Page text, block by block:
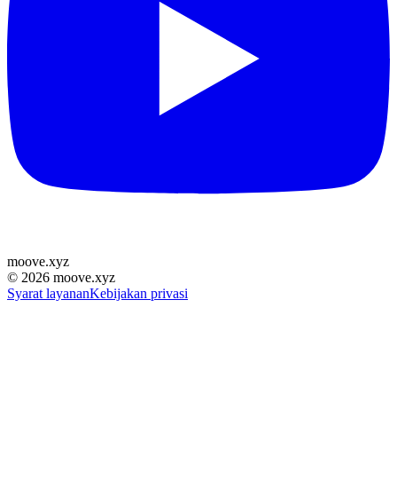
moove.xyz
© 2026 moove.xyz
Syarat layananKebijakan privasi